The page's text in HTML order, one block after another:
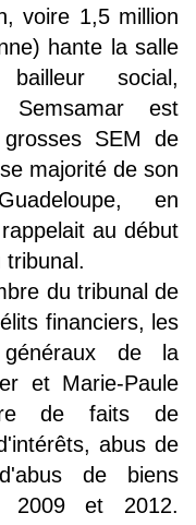
voire 1,5 million
hante la salle
bailleur social,
Semsamar est
SEM de
majorité de son
en
au début
tribunal.
du tribunal de
financiers, les
de la
et Marie-Paule
de faits de
abus de
de biens
2009 et 2012.